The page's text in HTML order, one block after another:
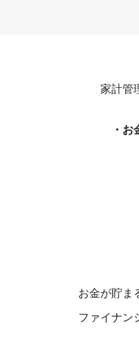
家計管
・
お金が貯ま
ファイナン